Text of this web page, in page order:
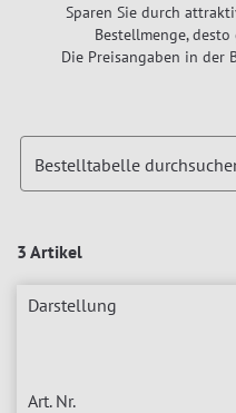
Sparen Sie durch
Bestellmenge,
Die Preisangaben in der
3 Artikel
Bestelltabelle